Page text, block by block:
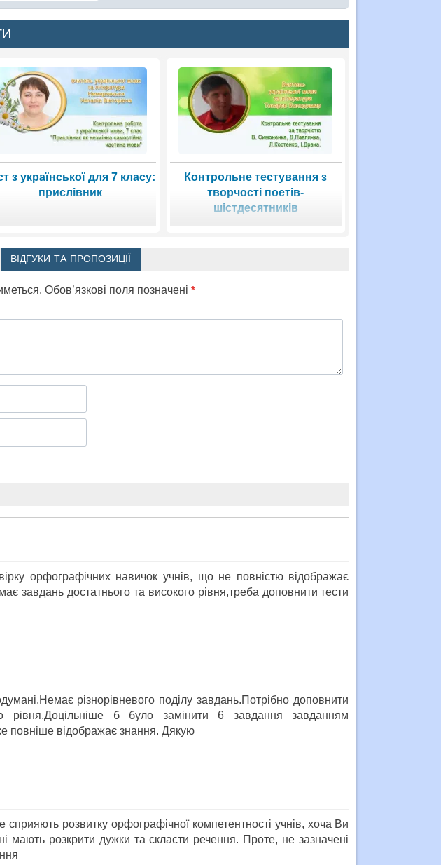
з української для 7 класу:
прислівник
Контрольне тестування з
творчості поетів-
шістдесятників
ВІДГУКИ ТА ПРОПОЗИЦІЇ
Обов’язкові поля позначені *
орфографічних навичок учнів, що не повністю відображає
завдань достатнього та високого рівня,треба доповнити тести
різнорівневого поділу завдань.Потрібно доповнити
рівня.Доцільніше б було замінити 6 завдання завданням
повніше відображає знання. Дякую
розвитку орфографічної компетентності учнів, хоча Ви
мають розкрити дужки та скласти речення. Проте, не зазначені